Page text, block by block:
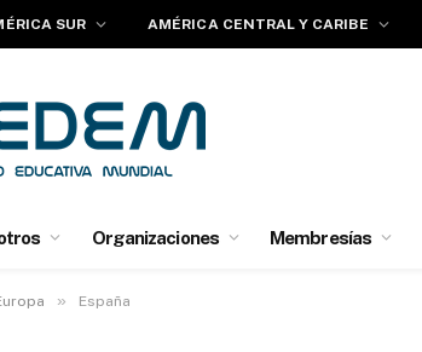
SUR AMÉRICA CENTRAL Y CARIBE
Organizaciones Membresías
» España